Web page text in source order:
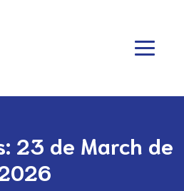
23 de March de